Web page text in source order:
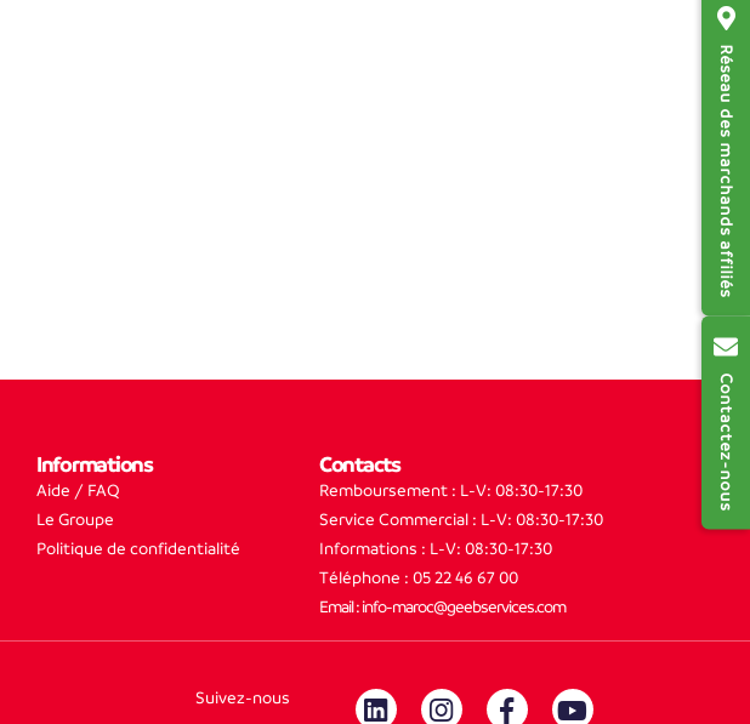
Réseau des marchands affiliés
Contactez-nous
Informations
Aide / FAQ
Le Groupe
Politique de confidentialité
Contacts
Remboursement : L-V: 08:30-17:30
Service Commercial : L-V: 08:30-17:30
Informations : L-V: 08:30-17:30
Téléphone : 05 22 46 67 00
Email : info-maroc@geebservices.com
Suivez-nous